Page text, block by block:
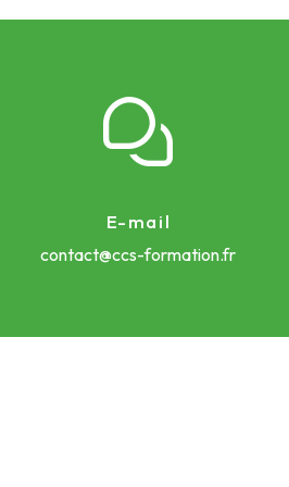
E-mail
contact@ccs-formation.fr